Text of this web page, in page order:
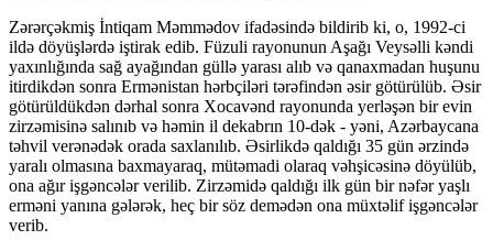
Zərərçəkmiş İntiqam Məmmədov ifadəsində bildirib ki, o, 1992-ci
ildə döyüşlərdə iştirak edib. Füzuli rayonunun Aşağı Veysəlli kəndi
yaxınlığında sağ ayağından güllə yarası alıb və qanaxmadan huşunu
itirdikdən sonra Ermənistan hərbçiləri tərəfindən əsir götürülüb. Əsir
götürüldükdən dərhal sonra Xocavənd rayonunda yerləşən bir evin
zirzəmisinə salınıb və həmin il dekabrın 10-dək - yəni, Azərbaycana
təhvil verənədək orada saxlanılıb. Əsirlikdə qaldığı 35 gün ərzində
yaralı olmasına baxmayaraq, mütəmadi olaraq vəhşicəsinə döyülüb,
ona ağır işgəncələr verilib. Zirzəmidə qaldığı ilk gün bir nəfər yaşlı
erməni yanına gələrək, heç bir söz demədən ona müxtəlif işgəncələr
verib.